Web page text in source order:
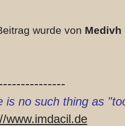
wurde von Medivh
is no such thing as
www.imdacil.de